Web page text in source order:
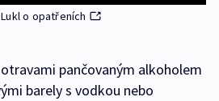
o opatřeních
pančovaným alkoholem
barely s vodkou nebo